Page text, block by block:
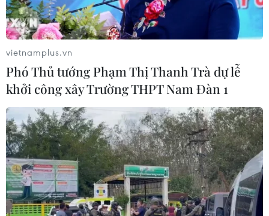
04/08/2026 15:17
Tây Ban Nha phát trực tiếp nhật thực
toàn phần từ độ cao 9.000 m
04/08/2026 13:23
Tàu chở hàng của Thổ Nhĩ Kỳ bị tấn
công trên Biển Đen
04/08/2026 05:54
vietnamplus.vn
Phó Thủ tướng Phạm Thị Thanh Trà dự lễ
khởi công xây Trường THPT Nam Đàn 1